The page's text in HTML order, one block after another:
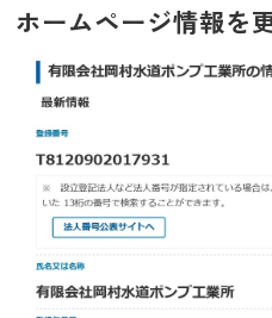
ホームページ情報を